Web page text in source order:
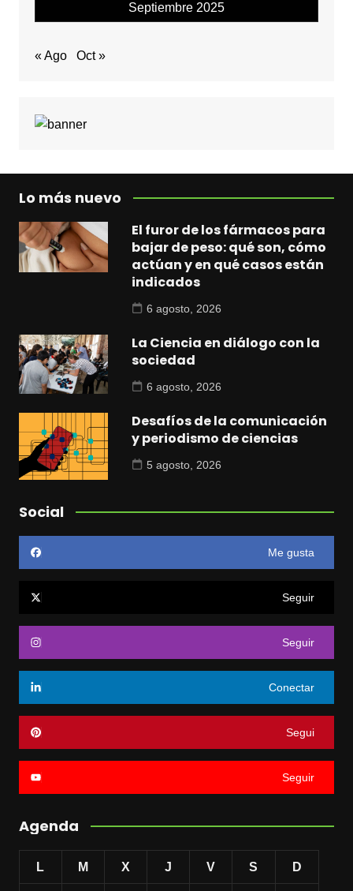
Septiembre 2025
« Ago Oct »
Lo más nuevo
El furor de los fármacos para
bajar de peso: qué son, cómo
actúan y en qué casos están
indicados
6 agosto, 2026
La Ciencia en diálogo con la
sociedad
6 agosto, 2026
Desafíos de la comunicación
y periodismo de ciencias
5 agosto, 2026
Social
Me gusta
Seguir
Seguir
Conectar
Segui
Seguir
Agenda
L M X J V S D